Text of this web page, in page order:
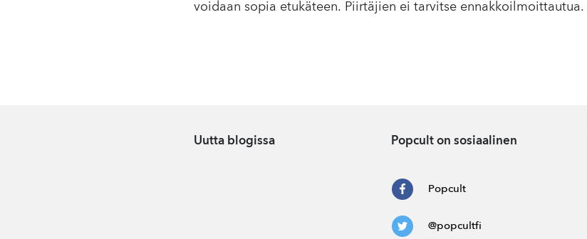
voidaan sopia etukäteen. Piirtäjien ei tarvitse ennakkoilmoittautua.
Uutta blogissa Popcult on sosiaalinen
Popcult
@popcultfi